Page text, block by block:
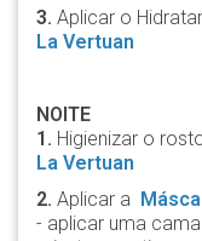
3. Aplicar o
La Vertuan
NOITE
1. Higienizar o
La Vertuan
2. Aplicar a
- aplicar uma